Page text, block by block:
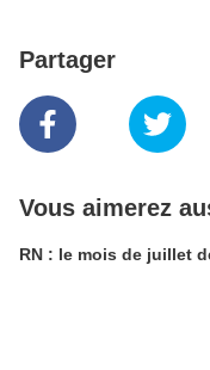
Partager
Vous aimerez
RN : le mois de juillet